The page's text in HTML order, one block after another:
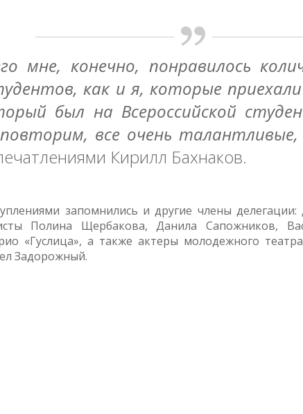
мне, конечно, понравилось
как и я, которые
был на Всероссийской
все очень
Кирилл Бахнаков.
запомнились и другие члены
Полина Щербакова, Данила Сапожников,
«Гуслица», а также актеры молодежного
Задорожный.